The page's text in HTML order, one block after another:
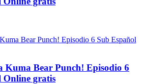
Kuma Bear Punch! Episodio 6
Online gratis